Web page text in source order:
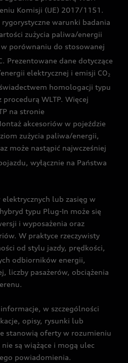
Komisji (UE) 2017/1151.
warunki badania
zużycia paliwa/energii
w porównaniu do stosowanej
Prezentowane dane dotyczące
elektrycznej i emisji CO2
homologacji typu
WLTP. Więcej
na stronie
akcesoriów w pojeździe
zużycia paliwa/energii,
może nastąpić najwcześniej
wyłącznie na Państwa
lub zasięg w
typu Plug-In może się
i wyposażenia oraz
W praktyce rzeczywisty
od stylu jazdy, prędkości,
odbiorników energii,
liczby pasażerów, obciążenia
w szczególności
opisy, rysunki lub
stanowią oferty w rozumieniu
są wiążące i mogą ulec
powiadomienia.